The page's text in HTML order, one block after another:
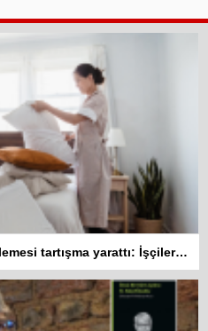
Turizmde haftalık izin düzenlemesi tartışma yarattı: İşçiler 10 gün çalışmadan izin kullanamayacak